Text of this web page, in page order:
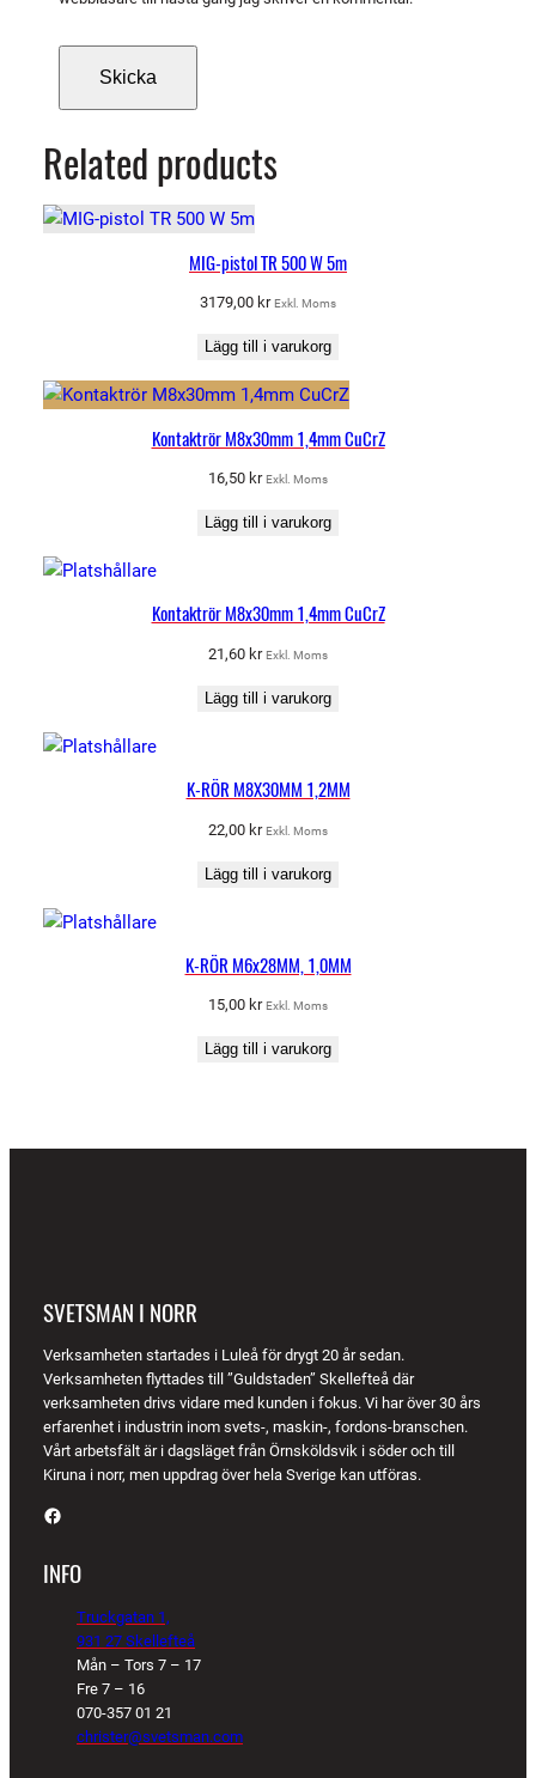
Related products
MIG-pistol TR 500 W 5m
3179,00 kr Exkl. Moms
Lägg till i varukorg
Kontaktrör M8x30mm 1,4mm CuCrZ
16,50 kr Exkl. Moms
Lägg till i varukorg
Kontaktrör M8x30mm 1,4mm CuCrZ
21,60 kr Exkl. Moms
Lägg till i varukorg
K-RÖR M8X30MM 1,2MM
22,00 kr Exkl. Moms
Lägg till i varukorg
K-RÖR M6x28MM, 1,0MM
15,00 kr Exkl. Moms
Lägg till i varukorg
SVETSMAN I NORR
Verksamheten startades i Luleå för drygt 20 år sedan.
Verksamheten flyttades till ”Guldstaden” Skellefteå där
verksamheten drivs vidare med kunden i fokus. Vi har över 30 års
erfarenhet i industrin inom svets-, maskin-, fordons-branschen.
Vårt arbetsfält är i dagsläget från Örnsköldsvik i söder och till
Kiruna i norr, men uppdrag över hela Sverige kan utföras.
Facebook
INFO
Truckgatan 1,
931 27 Skellefteå
Mån – Tors 7 – 17
Fre 7 – 16
070-357 01 21
christer@svetsman.com